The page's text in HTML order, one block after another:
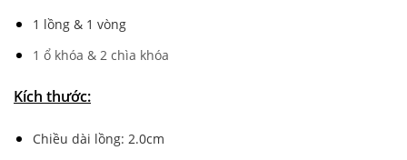
1 lồng & 1 vòng
1 ổ khóa & 2 chìa khóa
Kích thước:
Chiều dài lồng: 2.0cm